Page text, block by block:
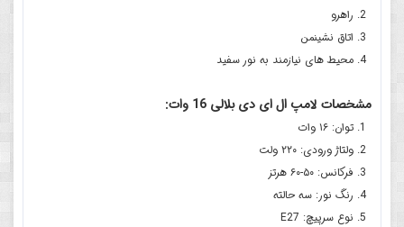
راهرو
اتاق نشینمن
محیط های نیازمند به نور سفید
مشخصات لامپ ال ای دی بلالی 16 وات:
توان: ۱۶ وات
ولتاژ ورودی: ۲۲۰ ولت
فرکانس: ۵۰-۶۰ هرتز
رنگ نور: سه حالته
نوع سرپیچ: E27